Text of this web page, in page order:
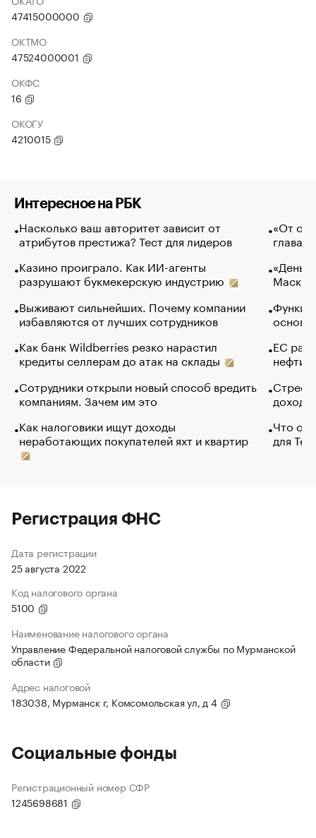
47415000000
ОКТМО
47524000001
ОКФС
16
ОКОГУ
4210015
Интересное на РБК
Насколько ваш авторитет зависит от
атрибутов престижа? Тест для лидеров
Казино проиграло. Как ИИ-агенты
разрушают букмекерскую индустрию
Выживают сильнейших. Почему компании
избавляются от лучших сотрудников
Как банк Wildberries резко нарастил
кредиты селлерам до атак на склады
Сотрудники открыли новый способ вредить
компаниям. Зачем им это
Как налоговики ищут доходы
неработающих покупателей яхт и квартир
«От
глава
Маск в
основ
ЕС
нефти
Что
для
Регистрация ФНС
Дата регистрации
25 августа 2022
Код налогового органа
5100
Наименование налогового органа
Управление Федеральной налоговой службы по Мурманской
области
Адрес налоговой
183038, Мурманск г, Комсомольская ул, д 4
Социальные фонды
Регистрационный номер СФР
1245698681